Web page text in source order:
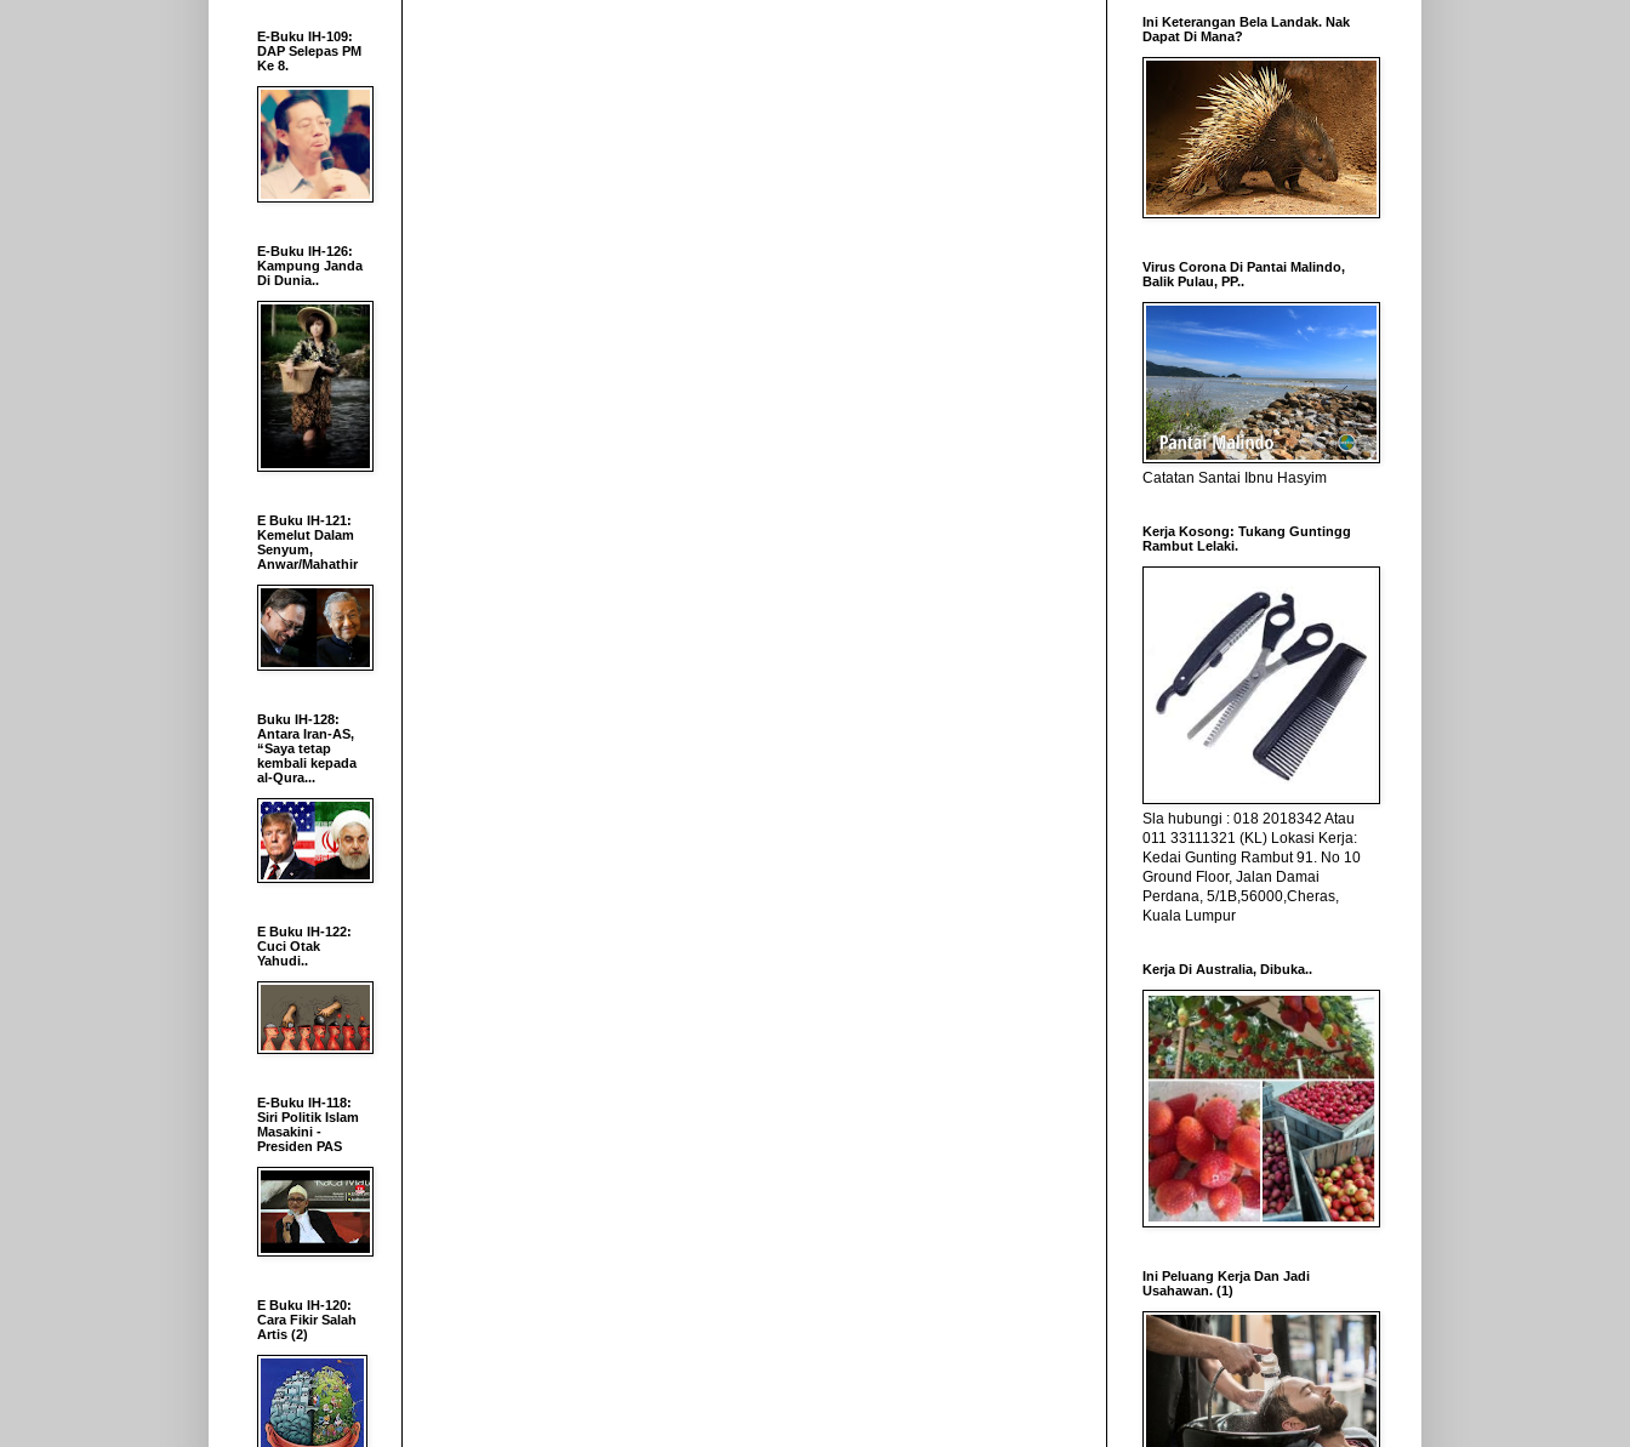
E-Buku IH-109:
DAP Selepas PM
Ke 8.
E-Buku IH-126:
Kampung Janda
Di Dunia..
E Buku IH-121:
Kemelut Dalam
Senyum,
Anwar/Mahathir
Buku IH-128:
Antara Iran-AS,
“Saya tetap
kembali kepada
al-Qura...
E Buku IH-122:
Cuci Otak
Yahudi..
E-Buku IH-118:
Siri Politik Islam
Masakini -
Presiden PAS
E Buku IH-120:
Cara Fikir Salah
Artis (2)
Ini Keterangan Bela Landak. Nak
Dapat Di Mana?
Virus Corona Di Pantai Malindo,
Balik Pulau, PP..
Catatan Santai Ibnu Hasyim
Kerja Kosong: Tukang Guntingg
Rambut Lelaki.
Sla hubungi : 018 2018342 Atau
011 33111321 (KL) Lokasi Kerja:
Kedai Gunting Rambut 91. No 10
Ground Floor, Jalan Damai
Perdana, 5/1B,56000,Cheras,
Kuala Lumpur
Kerja Di Australia, Dibuka..
Ini Peluang Kerja Dan Jadi
Usahawan. (1)